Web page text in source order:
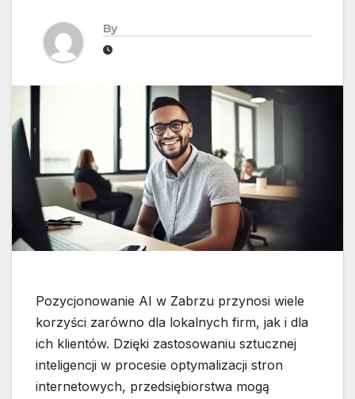
By
Pozycjonowanie AI w Zabrzu przynosi wiele
korzyści zarówno dla lokalnych firm, jak i dla
ich klientów. Dzięki zastosowaniu sztucznej
inteligencji w procesie optymalizacji stron
internetowych, przedsiębiorstwa mogą